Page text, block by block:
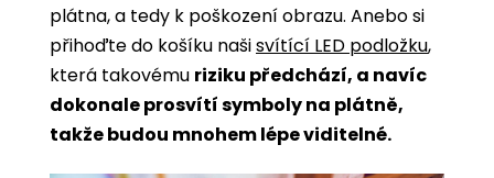
plátna, a tedy k poškození obrazu. Anebo si
přihoďte do košíku našisvítící LED podložku,
která takovému riziku předchází, a navíc
dokonale prosvítí symboly na plátně,
takže budou mnohem lépe viditelné.